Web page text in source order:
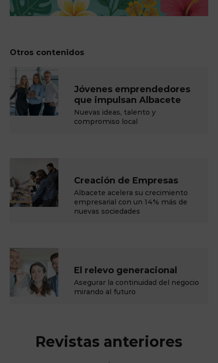
Otros contenidos
Jóvenes emprendedores
que impulsan Albacete
Nuevas ideas, talento y
compromiso local
Creación de Empresas
Albacete acelera su crecimiento
empresarial con un 14% más de
nuevas sociedades
El relevo generacional
Asegurar la continuidad del negocio
mirando al futuro
Revistas anteriores
.